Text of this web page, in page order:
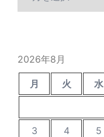
2026年8月
月 火 水
3
4 5